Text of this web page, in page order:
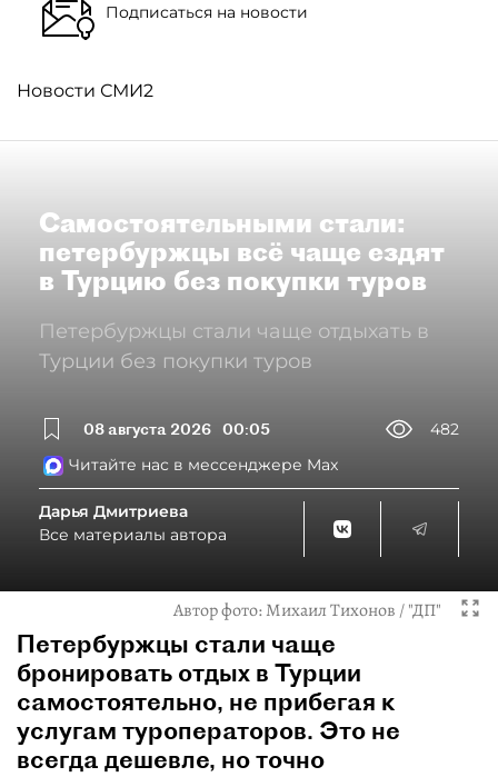
Подписаться на новости
Новости СМИ2
Самостоятельными стали:
петербуржцы всё чаще ездят
в Турцию без покупки туров
Петербуржцы стали чаще отдыхать в
Турции без покупки туров
08 августа 2026 00:05
482
Читайте нас в мессенджере Max
Дарья Дмитриева
Все материалы автора
Автор фото:Михаил Тихонов / "ДП"
Петербуржцы стали чаще
бронировать отдых в Турции
самостоятельно, не прибегая к
услугам туроператоров. Это не
всегда дешевле, но точно